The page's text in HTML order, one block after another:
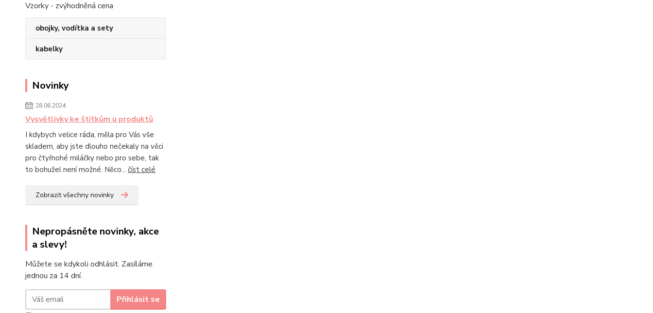
Vzorky - zvýhodněná cena
obojky, vodítka a sety
kabelky
Novinky
28.06.2024
Vysvětlivky ke štítkům u produktů
I kdybych velice ráda, měla pro Vás vše
skladem, aby jste dlouho nečekaly na věci
pro čtyřnohé miláčky nebo pro sebe, tak
to bohužel není možné. Něco... číst celé
Zobrazit všechny novinky
Nepropásněte novinky, akce
a slevy!
Můžete se kdykoli odhlásit. Zasíláme
jednou za 14 dní.
Přihlásit se